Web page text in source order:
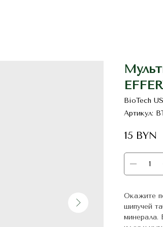
BioTech
Артикул:
15 BYN
Окажите
шипучей
минерала.